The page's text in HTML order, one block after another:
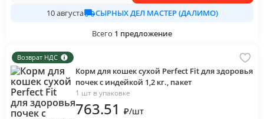
10 августа
СЫРНЫХ ДЕЛ МАСТЕР (ДАЛИМО)
Всего 1 предложение
Возврат НДС
Корм для кошек сухой Perfect Fit для здоровья
почек с индейкой 1,2 кг., пакет
1 шт в упаковке
763.51 ₽/шт